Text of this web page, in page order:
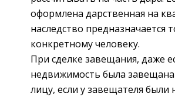
оформлена дарственная на
наследство предназначается
конкретному человеку.
При сделке завещания, даже
недвижимость была
лицу, если у завещателя были